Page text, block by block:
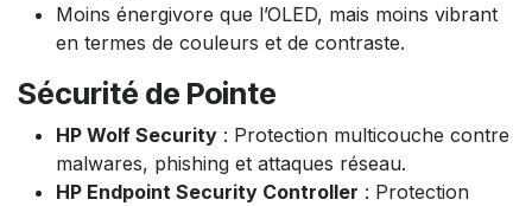
Moins énergivore que l’OLED, mais moins vibrant
en termes de couleurs et de contraste.
Sécurité de Pointe
HP Wolf Security : Protection multicouche contre
malwares, phishing et attaques réseau.
HP Endpoint Security Controller : Protection